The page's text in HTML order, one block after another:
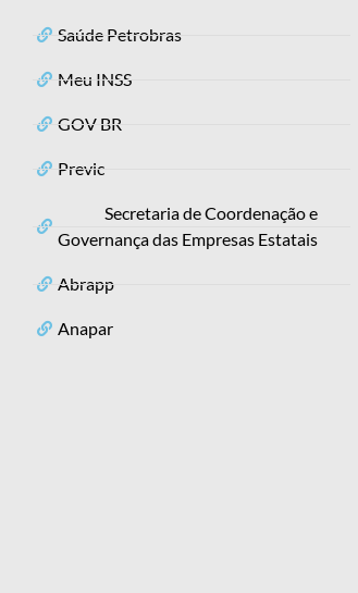
Saúde Petrobras
Meu INSS
GOV BR
Previc
Secretaria de Coordenação e
Governança das Empresas Estatais
Abrapp
Anapar